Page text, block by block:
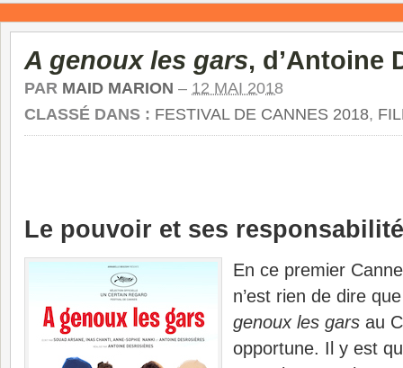
A genoux les gars, d’Antoine
PAR MAID MARION – 12 MAI 2018
CLASSÉ DANS : FESTIVAL DE CANNES 2018,
Le pouvoir et ses
En ce premier
n’est rien de dire
genoux les gars au
opportune. Il y est